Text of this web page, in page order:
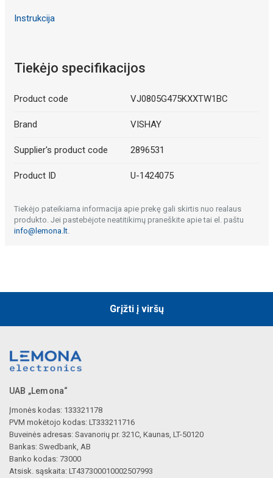
Instrukcija
Tiekėjo specifikacijos
Product code VJ0805G475KXXTW1BC
Brand VISHAY
Supplier's product code 2896531
Product ID U-1424075
Tiekėjo pateikiama informacija apie prekę gali skirtis nuo realaus
produkto. Jei pastebėjote neatitikimų praneškite apie tai el. paštu
info@lemona.lt.
Grįžti į viršų
UAB „Lemona“
Įmonės kodas: 133321178
PVM mokėtojo kodas: LT333211716
Buveinės adresas: Savanorių pr. 321C, Kaunas, LT-50120
Bankas: Swedbank, AB
Banko kodas: 73000
Atsisk. sąskaita: LT437300010002507993